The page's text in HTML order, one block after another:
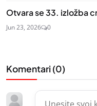
Otvara se 33. izložba
Jun 23, 2026 0
Komentari (0)